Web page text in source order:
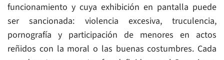
funcionamiento y cuya exhibición en pantalla puede
ser sancionada: violencia excesiva, truculencia,
pornografía y participación de menores en actos
reñidos con la moral o las buenas costumbres. Cada